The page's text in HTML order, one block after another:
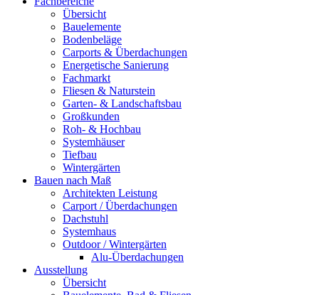
Übersicht
Bauelemente
Bodenbeläge
Carports & Überdachungen
Energetische Sanierung
Fachmarkt
Fliesen & Naturstein
Garten- & Landschaftsbau
Großkunden
Roh- & Hochbau
Systemhäuser
Tiefbau
Wintergärten
Bauen nach Maß
Architekten Leistung
Carport / Überdachungen
Dachstuhl
Systemhaus
Outdoor / Wintergärten
Alu-Überdachungen
Ausstellung
Übersicht